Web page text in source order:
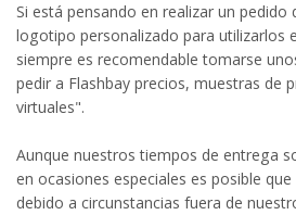
Si está pensando en realizar un pedido
logotipo personalizado para utilizarlos
siempre es recomendable tomarse
pedir a Flashbay precios, muestras de
virtuales".
Aunque nuestros tiempos de entrega
en ocasiones especiales es posible
debido a circunstancias fuera de